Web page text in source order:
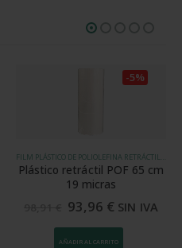
Plástico retráctil POF 65 cm
19 micras
93,96 € SIN IVA
-5%
AÑADIR AL CARRITO